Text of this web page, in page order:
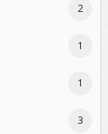
2
1
1
3